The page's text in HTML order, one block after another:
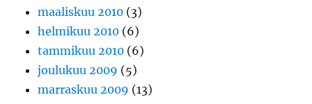
maaliskuu 2010 (3)
helmikuu 2010 (6)
tammikuu 2010 (6)
joulukuu 2009 (5)
marraskuu 2009 (13)